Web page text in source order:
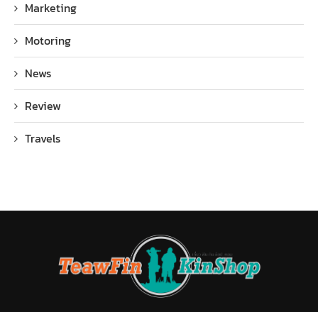
Marketing
Motoring
News
Review
Travels